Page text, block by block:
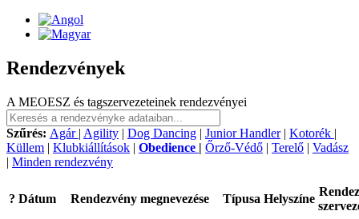
Rendezvények
A MEOESZ és tagszervezeteinek rendezvényei
Szűrés: Agár | Agility | Dog Dancing | Junior Handler| Kotorék |
Küllem | Klubkiállítások | Obedience | Őrző-Védő | Terelő | Vadász
| Minden rendezvény
? Dátum Rendezvény megnevezése Típusa Helyszíne